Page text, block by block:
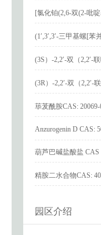
荜茇酰胺CAS: 20069-
Anzurogenin D CAS:
精胺二水合物CAS:
园区介绍